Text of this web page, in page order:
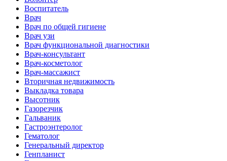
Воспитатель
Врач
Врач по общей гигиене
Врач узи
Врач функциональной диагностики
Врач-консультант
Врач-косметолог
Врач-массажист
Вторичная недвижимость
Выкладка товара
Высотник
Газорезчик
Гальваник
Гастроэнтеролог
Гематолог
Генеральный директор
Генпланист